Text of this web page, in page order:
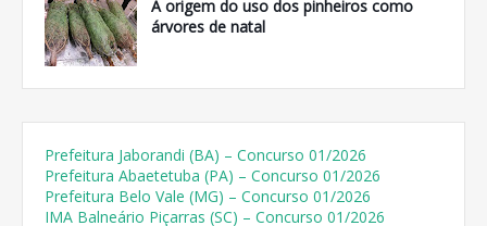
A origem do uso dos pinheiros como
árvores de natal
Prefeitura Jaborandi (BA) – Concurso 01/2026
Prefeitura Abaetetuba (PA) – Concurso 01/2026
Prefeitura Belo Vale (MG) – Concurso 01/2026
IMA Balneário Piçarras (SC) – Concurso 01/2026